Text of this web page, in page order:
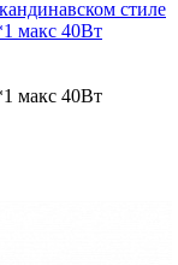
стиле
макс 40Вт
макс 40Вт